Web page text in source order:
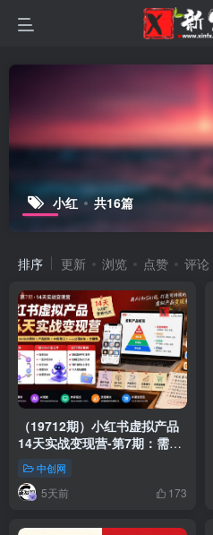
小红 共16篇
排序 更新 浏览 点赞 评论
（19712期）小红书虚拟产品
14天实战变现营-第7期：需求
挖掘×AI+Skill原创×产品矩阵×
内容笔记×一人公司进阶×全链
路
中创网
5天前 173